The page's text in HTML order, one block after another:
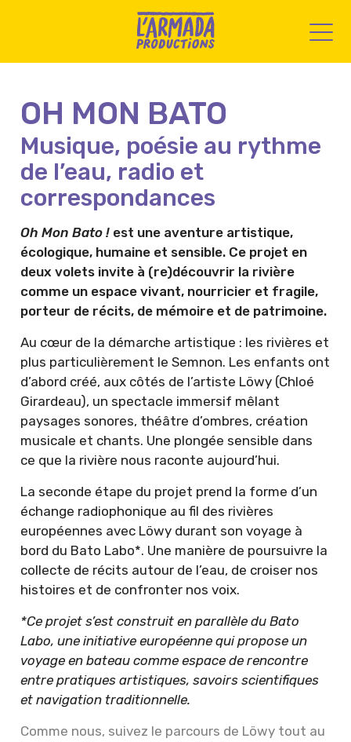
OH MON BATO
Musique, poésie au rythme
de l’eau, radio et
correspondances
Oh Mon Bato ! est une aventure artistique,
écologique, humaine et sensible. Ce projet en
deux volets invite à (re)découvrir la rivière
comme un espace vivant, nourricier et fragile,
porteur de récits, de mémoire et de patrimoine.
Au cœur de la démarche artistique : les rivières et
plus particulièrement le Semnon. Les enfants ont
d’abord créé, aux côtés de l’artiste Löwy (Chloé
Girardeau), un spectacle immersif mêlant
paysages sonores, théâtre d’ombres, création
musicale et chants. Une plongée sensible dans
ce que la rivière nous raconte aujourd’hui.
La seconde étape du projet prend la forme d’un
échange radiophonique au fil des rivières
européennes avec Löwy durant son voyage à
bord du Bato Labo*. Une manière de poursuivre la
collecte de récits autour de l’eau, de croiser nos
histoires et de confronter nos voix.
*Ce projet s’est construit en parallèle du Bato
Labo, une initiative européenne qui propose un
voyage en bateau comme espace de rencontre
entre pratiques artistiques, savoirs scientifiques
et navigation traditionnelle.
Comme nous, suivez le parcours de Löwy tout au